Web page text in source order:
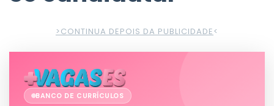
>CONTINUA DEPOIS DA PUBLICIDADE<
BANCO DE CURRÍCULOS